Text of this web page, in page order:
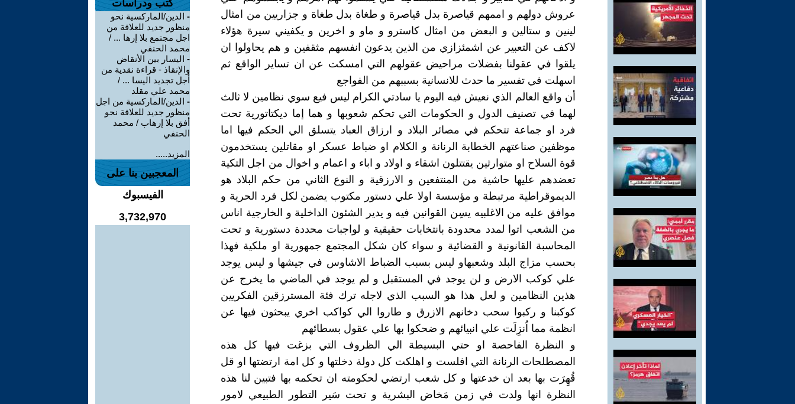
عروش دولهم و اممهم قياصرة بدل قياصرة و طغاة بدل طغاة و جزاريين من امثال
لينين و ستالين و البعض من امثال كاسترو و ماو و اخرين و يكفيني سيرة هؤلاء
لاكف عن التعبير عن اشمئزازي من الذين يدعون انفسهم مثقفين و هم يحاولوا ان
يلقوا في عقولنا بفضلات مراحيض عقولهم التي امسكت عن ان تساير الواقع ثم
اسهلت في تفسير ما حدث للانسانية بسببهم من الفواجع
أن واقع العالم الذي نعيش فيه اليوم يا سادتي الكرام ليس فيع سوي نظامين لا ثالث
لهما في تصنيف الدول و الحكومات التي تحكم شعوبها و هما إما ديكتاتورية تحت
فرد او جماعة تتحكم في مصائر البلاد و ارزاق العباد يتسلق الي الحكم فيها اما
موظفين صناعتهم الخطابة الرنانة و الكلام او ضباط عسكر او مقاتلين يستخدمون
قوة السلاح او متوارثين يقتتلون اشقاء و اولاد و اباء و اعمام و اخوال من اجل التكية
تعضدهم عليها حاشية من المنتفعين و الارزقية و النوع الثاني من حكم البلاد هو
الديموقراطية مرتبطة و مؤسسة اولا علي دستور مكتوب يضمن لكل فرد الحرية و
موافق عليه من الاغلبيه يسِن القوانين فيه و يدير الشئون الداخلية و الخارجية اناس
من الشعب اتوا لمدد محدودة بانتخابات حقيقية و لواجبات محددة دستورية و تحت
المحاسبة القانونية و القضائية و سواء كان شكل المجتمع جمهورية او ملكية فهذا
بحسب مزاج البلد وشعبهاو ليس بسبب الضباط الاشاوس في جيشها و ليس يوجد
علي كوكب الارض و لن يوجد في المستقبل و لم يوجد في الماضي ما يخرج عن
هذين النظامين و لعل هذا هو السبب الذي لاجله ترك فئة المسترزقين الفكريين
كوكبنا و ركبوا سحب دخانهم الازرق و طاروا الي كواكب اخري يبحثون فيها عن
انظمة مما اُنزِلَت علي انبيائهم و ضحكوا بها علي عقول بسطائهم
و النظرة الفاحصة او حتي البسيطة الي الظروف التي بزغت فيها كل هذه
المصطلحات الرنانة التي افلست و اهلكت كل دولة دخلتها و كل امة ارتضتها او قل
قُهِرَت بها بعد ان خدعتها و كل شعب ارتضي لحكومته ان تحكمه بها فتبين لنا هذه
النظرة انها ولدت في زمن مَخاض البشرية و تحت سَير التطور الطبيعي لامور
كتب ودراسات
- الدين/الماركسية نحو
منظور جديد للعلاقة من
اجل مجتمع بلا إرها ... /
محمد الحنفي
- اليسار بين الأنقاض
والإنقاذ - قراءة نقدية من
أجل تجديد اليسا ... /
محمد علي مقلد
- الدين/الماركسية من اجل
منظور جديد للعلاقة نحو
أفق بلا إرهاب / محمد
الحنفي
المزيد.....
المعجبين بنا على
الفيسبوك
3,732,970